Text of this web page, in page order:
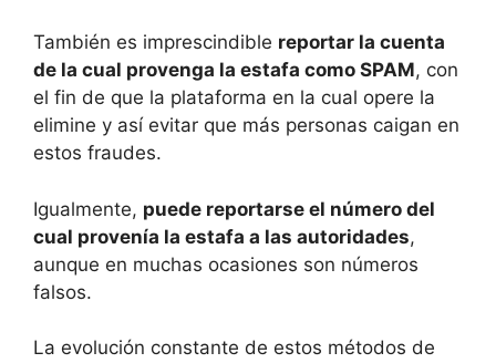
También es imprescindible reportar la cuenta
de la cual provenga la estafa como SPAM, con
el fin de que la plataforma en la cual opere la
elimine y así evitar que más personas caigan en
estos fraudes.
Igualmente, puede reportarse el número del
cual provenía la estafa a las autoridades,
aunque en muchas ocasiones son números
falsos.
La evolución constante de estos métodos de